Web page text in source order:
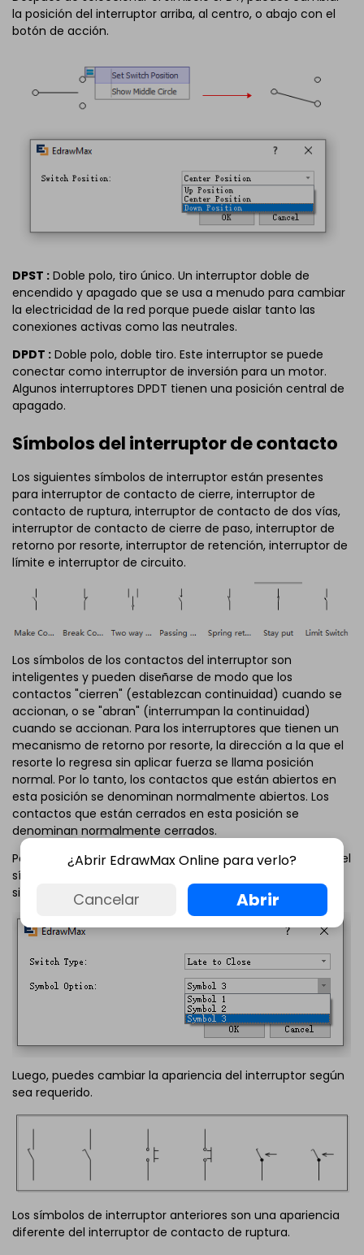
la posición del interruptor arriba, al centro, o abajo con el
botón de acción.
DPST : Doble polo, tiro único. Un interruptor doble de
encendido y apagado que se usa a menudo para cambiar
la electricidad de la red porque puede aislar tanto las
conexiones activas como las neutrales.
DPDT : Doble polo, doble tiro. Este interruptor se puede
conectar como interruptor de inversión para un motor.
Algunos interruptores DPDT tienen una posición central de
apagado.
Símbolos del interruptor de contacto
Los siguientes símbolos de interruptor están presentes
para interruptor de contacto de cierre, interruptor de
contacto de ruptura, interruptor de contacto de dos vías,
interruptor de contacto de cierre de paso, interruptor de
retorno por resorte, interruptor de retención, interruptor de
límite e interruptor de circuito.
Los símbolos de los contactos del interruptor son
inteligentes y pueden diseñarse de modo que los
contactos "cierren" (establezcan continuidad) cuando se
accionan, o se "abran" (interrumpan la continuidad)
cuando se accionan. Para los interruptores que tienen un
mecanismo de retorno por resorte, la dirección a la que el
resorte lo regresa sin aplicar fuerza se llama posición
normal. Por lo tanto, los contactos que están abiertos en
esta posición se denominan normalmente abiertos. Los
contactos que están cerrados en esta posición se
denominan normalmente cerrados.
Por ejemplo: Cuando haces clic en el botón de acción en el
símbolo del interruptor Hacer contacto, aparecerá el
siguiente cuadro de diálogo.
Luego, puedes cambiar la apariencia del interruptor según
sea requerido.
Los símbolos de interruptor anteriores son una apariencia
diferente del interruptor de contacto de ruptura.
¿Abrir EdrawMax Online para verlo?
Cancelar Abrir